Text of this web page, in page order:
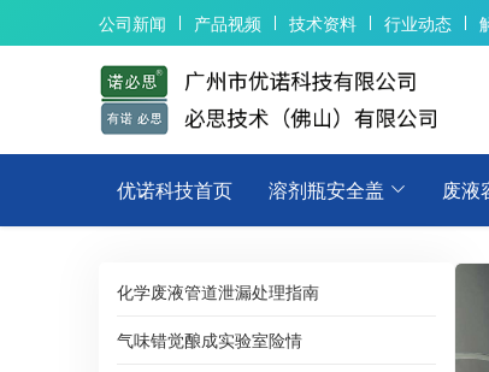
公司新闻 产品视频 技术资料 行业动态
优诺科技首页 溶剂瓶安全盖 废液
化学废液管道泄漏处理指南
气味错觉酿成实验室险情